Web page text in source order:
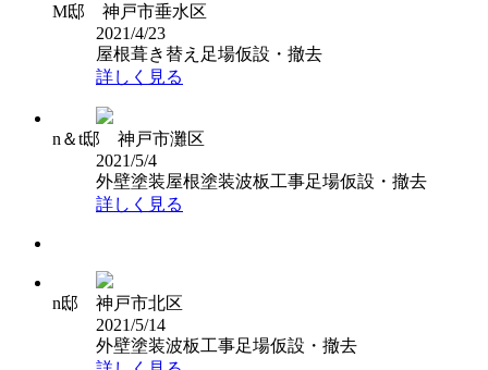
M邸 神戸市垂水区
2021/4/23
屋根葺き替え 足場仮設・撤去
詳しく見る
n＆t邸 神戸市灘区
2021/5/4
外壁塗装屋根塗装波板工事足場仮設・撤去
詳しく見る
n邸 神戸市北区
2021/5/14
外壁塗装波板工事足場仮設・撤去